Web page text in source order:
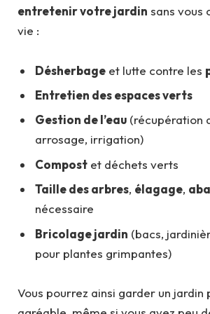
entretenir votre jardin sans vous
vie :
Désherbage et lutte contre les
Entretien des espaces verts
Gestion de l’eau (récupération
arrosage, irrigation)
Compost et déchets verts
Taille des arbres, élagage,
nécessaire
Bricolage jardin (bacs,
pour plantes grimpantes)
Vous pourrez ainsi garder un jardin